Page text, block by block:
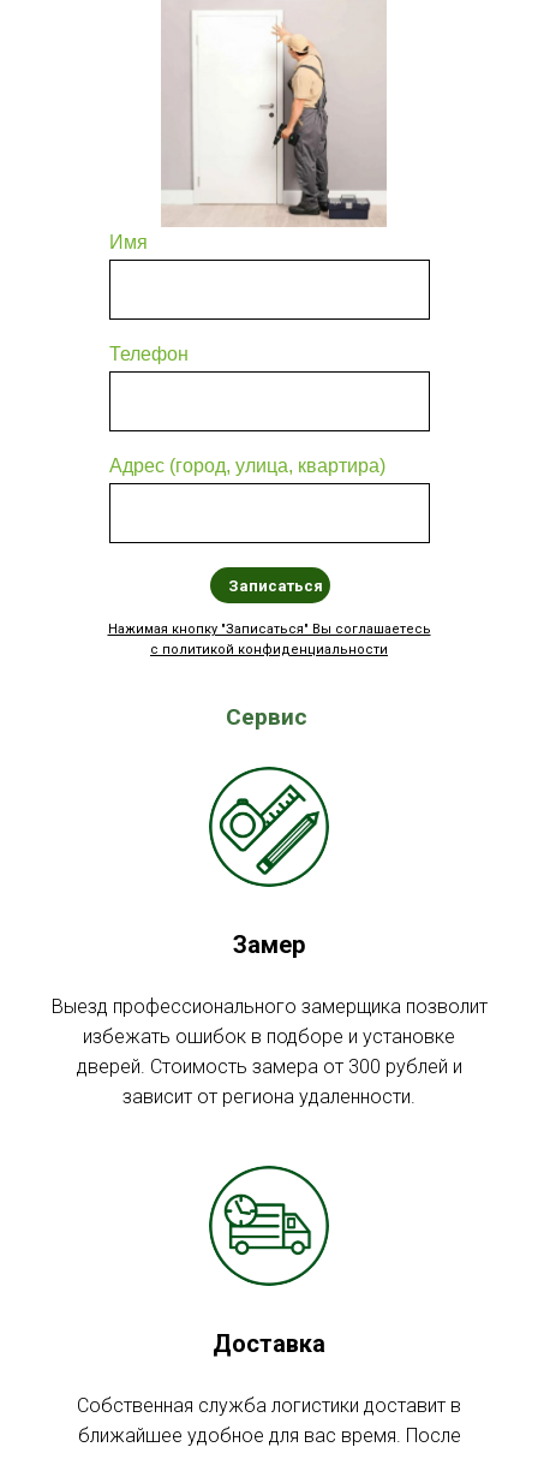
Имя
Телефон
Адрес (город, улица, квартира)
Записаться
Нажимая кнопку "Записаться" Вы соглашаетесь
с политикой конфиденциальности
Сервис
Замер
Выезд профессионального замерщика позволит
избежать ошибок в подборе и установке
дверей. Стоимость замера от 300 рублей и
зависит от региона удаленности.
Доставка
Собственная служба логистики доставит в
ближайшее удобное для вас время. После